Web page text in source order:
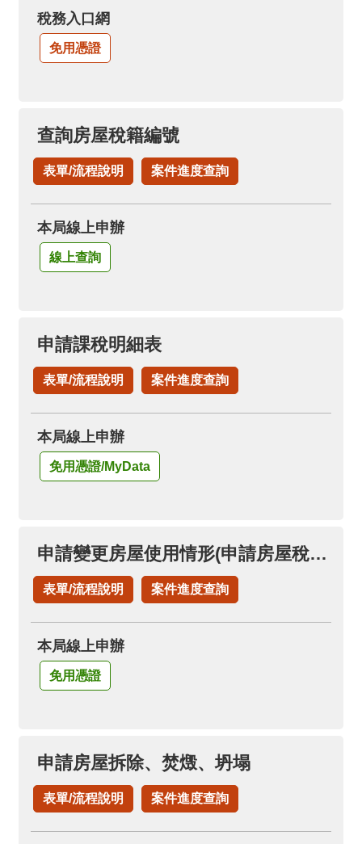
稅務入口網
免用憑證
查詢房屋稅籍編號
表單/流程說明 案件進度查詢
本局線上申辦
線上查詢
申請課稅明細表
表單/流程說明 案件進度查詢
本局線上申辦
免用憑證/MyData
申請變更房屋使用情形(申請房屋稅自住房屋)(已按自住用稅率者，免再申請)
表單/流程說明 案件進度查詢
本局線上申辦
免用憑證
申請房屋拆除、焚燬、坍塌
表單/流程說明 案件進度查詢